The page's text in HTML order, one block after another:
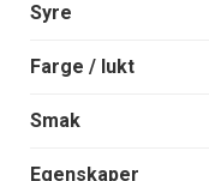
Syre
Farge / lukt
Smak
Egenskaper